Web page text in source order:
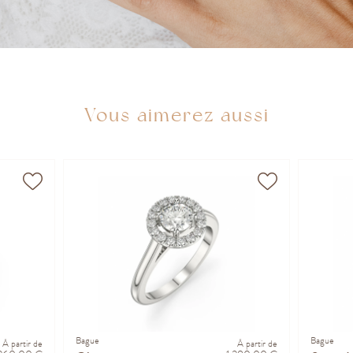
Vous aimerez aussi
À partir de Bague À partir de Bague